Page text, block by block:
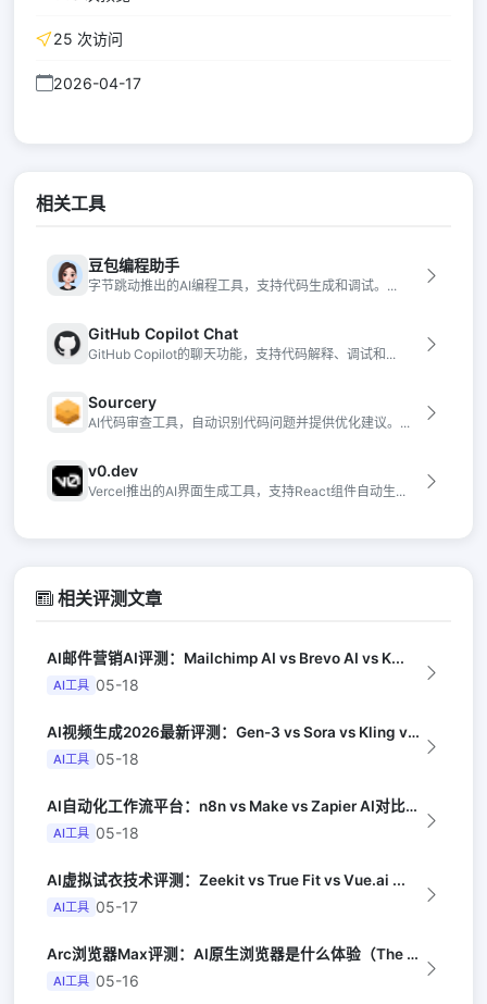
25 次访问
2026-04-17
相关工具
豆包编程助手
字节跳动推出的AI编程工具，支持代码生成和调试。...
GitHub Copilot Chat
GitHub Copilot的聊天功能，支持代码解释、调试和...
Sourcery
AI代码审查工具，自动识别代码问题并提供优化建议。...
v0.dev
Vercel推出的AI界面生成工具，支持React组件自动生...
相关评测文章
AI邮件营销AI评测：Mailchimp AI vs Brevo AI vs K...
AI工具 05-18
AI视频生成2026最新评测：Gen-3 vs Sora vs Kling vs...
AI工具 05-18
AI自动化工作流平台：n8n vs Make vs Zapier AI对比（Au...
AI工具 05-18
AI虚拟试衣技术评测：Zeekit vs True Fit vs Vue.ai ...
AI工具 05-17
Arc浏览器Max评测：AI原生浏览器是什么体验（The Verge）
AI工具 05-16